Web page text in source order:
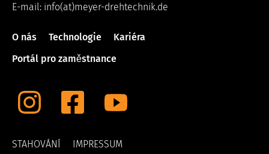
E-mail: info(at)meyer-drehtechnik.de
O nás Technologie
Kariéra
Portál pro zaměstnance
STAHOVÁNÍ
IMPRESSUM